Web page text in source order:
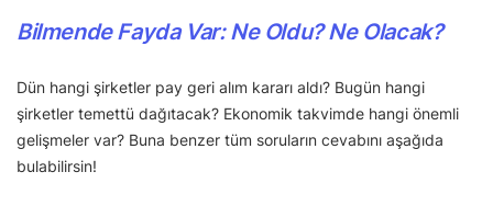
Bilmende Fayda Var: Ne Oldu? Ne Olacak?
Dün hangi şirketler pay geri alım kararı aldı? Bugün hangi
şirketler temettü dağıtacak? Ekonomik takvimde hangi önemli
gelişmeler var? Buna benzer tüm soruların cevabını aşağıda
bulabilirsin!